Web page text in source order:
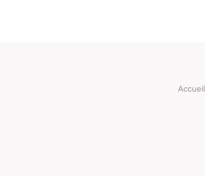
Accueil